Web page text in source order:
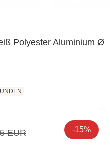
Polyester Aluminium Ø
EUR -15%